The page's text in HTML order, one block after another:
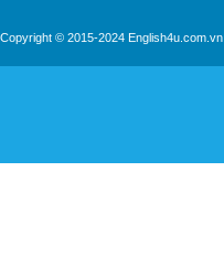
Copyright © 2015-2024 English4u.com.vn